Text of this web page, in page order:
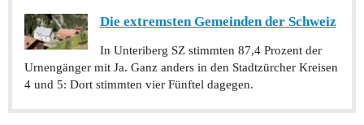
Die extremsten Gemeinden der Schweiz
In Unteriberg SZ stimmten 87,4 Prozent der
Urnengänger mit Ja. Ganz anders in den Stadtzürcher Kreisen
4 und 5: Dort stimmten vier Fünftel dagegen.